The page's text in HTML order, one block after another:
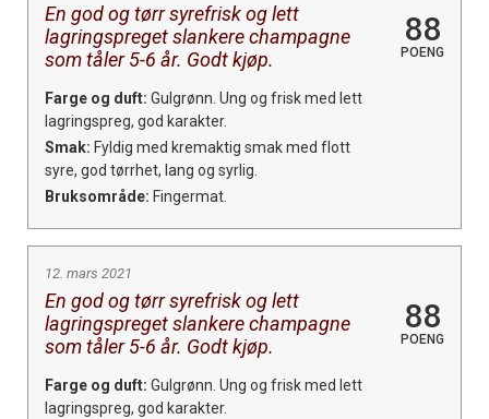
En god og tørr syrefrisk og lett
lagringspreget slankere champagne
som tåler 5-6 år. Godt kjøp.
88
POENG
Farge og duft: Gulgrønn. Ung og frisk med lett
lagringspreg, god karakter.
Smak: Fyldig med kremaktig smak med flott
syre, god tørrhet, lang og syrlig.
Bruksområde: Fingermat.
12. mars 2021
En god og tørr syrefrisk og lett
lagringspreget slankere champagne
som tåler 5-6 år. Godt kjøp.
88
POENG
Farge og duft: Gulgrønn. Ung og frisk med lett
lagringspreg, god karakter.